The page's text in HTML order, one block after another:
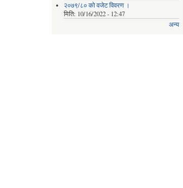
२०७९/८० को वजेट विवरण ।
मिति: 10/16/2022 - 12:47
अन्य